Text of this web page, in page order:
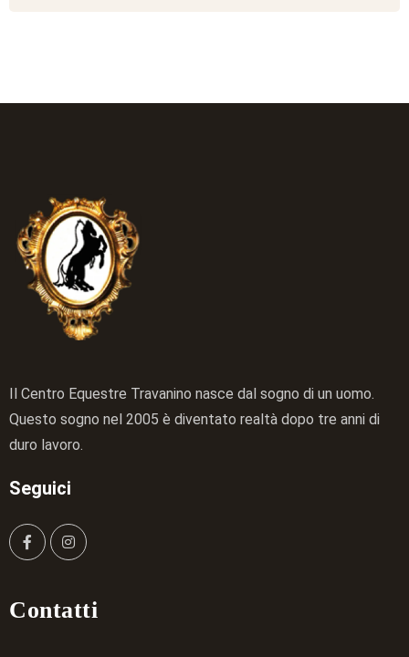
Il Centro Equestre Travanino nasce dal sogno di un uomo.
Questo sogno nel 2005 è diventato realtà dopo tre anni di
duro lavoro.
Seguici
Contatti